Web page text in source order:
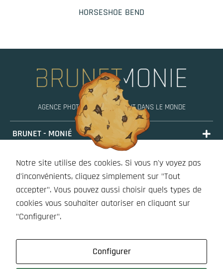
HORSESHOE BEND
AGENCE PHOTO, MOBILE PARTOUT DANS LE MONDE
BRUNET - MONIÉ
STORIES
BOUTIQUE (À VENIR)
OUTILS
Notre site utilise des cookies. Si vous n'y voyez pas
d'inconvénients, cliquez simplement sur "Tout
accepter". Vous pouvez aussi choisir quels types de
cookies vous souhaiter autoriser en cliquant sur
"Configurer".
Configurer